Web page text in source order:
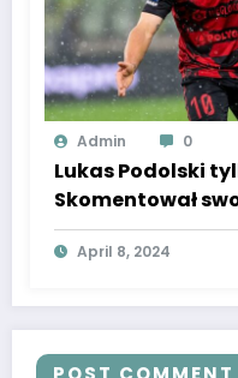
Admin 0
Lukas Podolski
Skomentował
Górniku, nie
język.
April 8, 2024